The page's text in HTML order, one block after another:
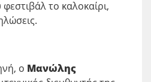
το καλοκαίρι,
ο Μανώλης